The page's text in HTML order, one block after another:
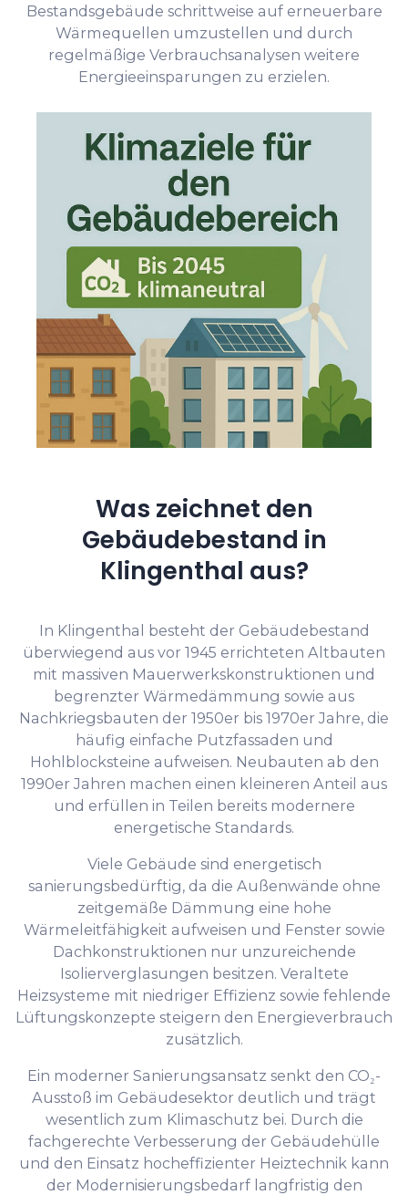
Bestandsgebäude schrittweise auf erneuerbare
Wärmequellen umzustellen und durch
regelmäßige Verbrauchsanalysen weitere
Energieeinsparungen zu erzielen.
Was zeichnet den
Gebäudebestand in
Klingenthal aus?
In Klingenthal besteht der Gebäudebestand
überwiegend aus vor 1945 errichteten Altbauten
mit massiven Mauerwerkskonstruktionen und
begrenzter Wärmedämmung sowie aus
Nachkriegsbauten der 1950er bis 1970er Jahre, die
häufig einfache Putzfassaden und
Hohlblocksteine aufweisen. Neubauten ab den
1990er Jahren machen einen kleineren Anteil aus
und erfüllen in Teilen bereits modernere
energetische Standards.
Viele Gebäude sind energetisch
sanierungsbedürftig, da die Außenwände ohne
zeitgemäße Dämmung eine hohe
Wärmeleitfähigkeit aufweisen und Fenster sowie
Dachkonstruktionen nur unzureichende
Isolierverglasungen besitzen. Veraltete
Heizsysteme mit niedriger Effizienz sowie fehlende
Lüftungskonzepte steigern den Energieverbrauch
zusätzlich.
Ein moderner Sanierungsansatz senkt den CO₂-
Ausstoß im Gebäudesektor deutlich und trägt
wesentlich zum Klimaschutz bei. Durch die
fachgerechte Verbesserung der Gebäudehülle
und den Einsatz hocheffizienter Heiztechnik kann
der Modernisierungsbedarf langfristig den